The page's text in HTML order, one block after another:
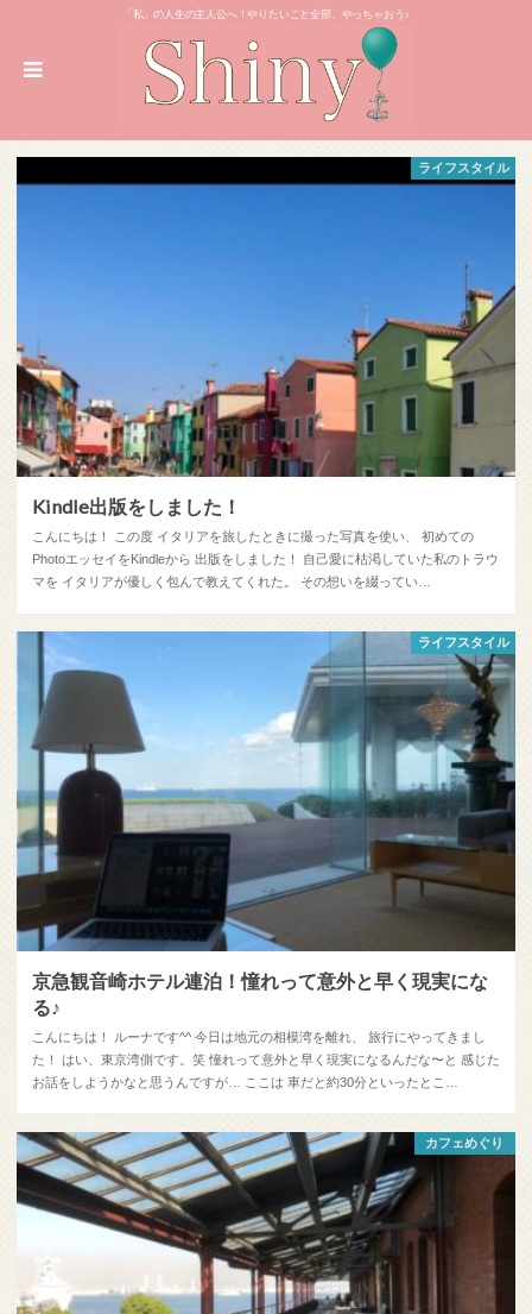
「私」の人生の主人公へ！やりたいこと全部、やっちゃおう♪
ライフスタイル
Kindle出版をしました！
こんにちは！ この度 イタリアを旅したときに撮った写真を使い、 初めての
PhotoエッセイをKindleから 出版をしました！ 自己愛に枯渇していた私のトラウ
マを イタリアが優しく包んで教えてくれた。 その想いを綴ってい…
ライフスタイル
京急観音崎ホテル連泊！憧れって意外と早く現実にな
る♪
こんにちは！ ルーナです^^ 今日は地元の相模湾を離れ、 旅行にやってきまし
た！ はい、東京湾側です。笑 憧れって意外と早く現実になるんだな〜と 感じた
お話をしようかなと思うんですが… ここは 車だと約30分といったとこ…
カフェめぐり